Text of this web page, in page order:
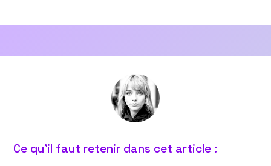
Ce qu’il faut retenir dans cet article :